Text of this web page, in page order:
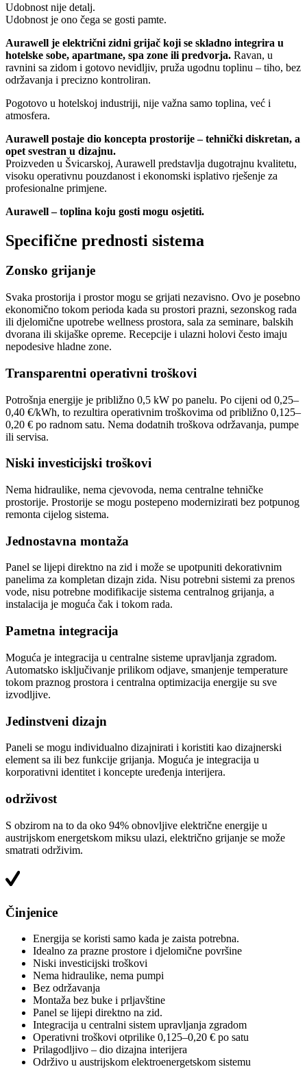
Udobnost nije detalj.
Udobnost je ono čega se gosti pamte.
Aurawell je električni zidni grijač koji se skladno integrira u
hotelske sobe, apartmane, spa zone ili predvorja. Ravan, u
ravnini sa zidom i gotovo nevidljiv, pruža ugodnu toplinu – tiho, bez
održavanja i precizno kontroliran.
Pogotovo u hotelskoj industriji, nije važna samo toplina, već i
atmosfera.
Aurawell postaje dio koncepta prostorije – tehnički diskretan, a
opet svestran u dizajnu.
Proizveden u Švicarskoj, Aurawell predstavlja dugotrajnu kvalitetu,
visoku operativnu pouzdanost i ekonomski isplativo rješenje za
profesionalne primjene.
Aurawell – toplina koju gosti mogu osjetiti.
Specifične prednosti sistema
Zonsko grijanje
Svaka prostorija i prostor mogu se grijati nezavisno. Ovo je posebno
ekonomično tokom perioda kada su prostori prazni, sezonskog rada
ili djelomične upotrebe wellness prostora, sala za seminare, balskih
dvorana ili skijaške opreme. Recepcije i ulazni holovi često imaju
nepodesive hladne zone.
Transparentni operativni troškovi
Potrošnja energije je približno 0,5 kW po panelu. Po cijeni od 0,25–
0,40 €/kWh, to rezultira operativnim troškovima od približno 0,125–
0,20 € po radnom satu. Nema dodatnih troškova održavanja, pumpe
ili servisa.
Niski investicijski troškovi
Nema hidraulike, nema cjevovoda, nema centralne tehničke
prostorije. Prostorije se mogu postepeno modernizirati bez potpunog
remonta cijelog sistema.
Jednostavna montaža
Panel se lijepi direktno na zid i može se upotpuniti dekorativnim
panelima za kompletan dizajn zida. Nisu potrebni sistemi za prenos
vode, nisu potrebne modifikacije sistema centralnog grijanja, a
instalacija je moguća čak i tokom rada.
Pametna integracija
Moguća je integracija u centralne sisteme upravljanja zgradom.
Automatsko isključivanje prilikom odjave, smanjenje temperature
tokom praznog prostora i centralna optimizacija energije su sve
izvodljive.
Jedinstveni dizajn
Paneli se mogu individualno dizajnirati i koristiti kao dizajnerski
element sa ili bez funkcije grijanja. Moguća je integracija u
korporativni identitet i koncepte uređenja interijera.
održivost
S obzirom na to da oko 94% obnovljive električne energije u
austrijskom energetskom miksu ulazi, električno grijanje se može
smatrati održivim.
Činjenice
Energija se koristi samo kada je zaista potrebna.
Idealno za prazne prostore i djelomične površine
Niski investicijski troškovi
Nema hidraulike, nema pumpi
Bez održavanja
Montaža bez buke i prljavštine
Panel se lijepi direktno na zid.
Integracija u centralni sistem upravljanja zgradom
Operativni troškovi otprilike 0,125–0,20 € po satu
Prilagodljivo – dio dizajna interijera
Održivo u austrijskom elektroenergetskom sistemu